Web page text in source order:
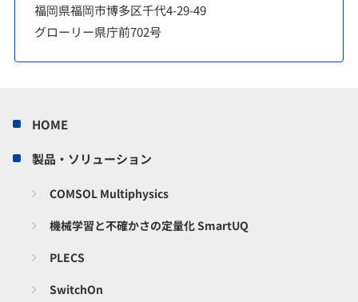
福岡県福岡市博多区千代4-29-49
グローリー県庁前702号
HOME
製品・ソリューション
COMSOL Multiphysics
機械学習と不確かさの定量化 SmartUQ
PLECS
SwitchOn